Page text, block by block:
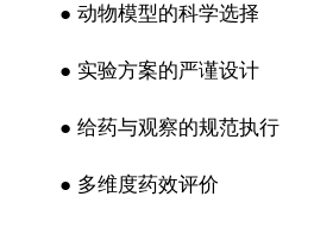
● 动物模型的科学选择
● 实验方案的严谨设计
● 给药与观察的规范执行
● 多维度药效评价